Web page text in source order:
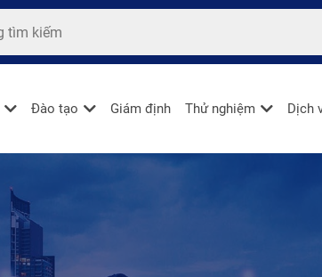
Đào tạo Giám định Thử nghiệm Dịch